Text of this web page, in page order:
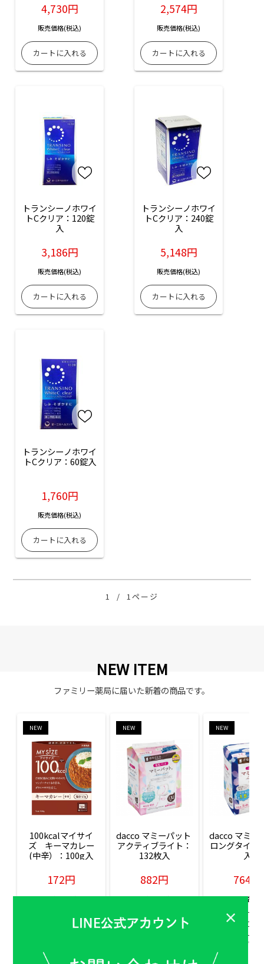
4,730円
販売価格(税込)
2,574円
販売価格(税込)
トランシーノホワイ
トCクリア：120錠
入
3,186円
販売価格(税込)
トランシーノホワイ
トCクリア：240錠
入
5,148円
販売価格(税込)
トランシーノホワイ
トCクリア：60錠入
1,760円
販売価格(税込)
1 / 1ページ
NEW ITEM
ファミリー薬局に届いた新着の商品です。
NEW
100kcalマイサイ
ズ　キーマカレー
(中辛）：100g入
172円
販売価格(税込)
NEW
dacco マミーパット
アクティブライト：
132枚入
882円
販売価格(税込)
NEW
dacco マミー
ロングタイム
入
764円
販売価格(税